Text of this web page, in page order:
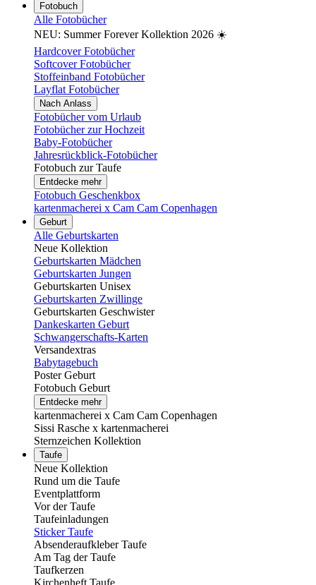
Fotobuch
Alle Fotobücher
NEU: Summer Forever Kollektion 2026 ☀️
Hardcover Fotobücher
Softcover Fotobücher
Stoffeinband Fotobücher
Layflat Fotobücher
Nach Anlass
Fotobücher vom Urlaub
Fotobücher zur Hochzeit
Baby-Fotobücher
Jahresrückblick-Fotobücher
Fotobuch zur Taufe
Entdecke mehr
Fotobuch Geschenkbox
kartenmacherei x Cam Cam Copenhagen
Geburt
Alle Geburtskarten
Neue Kollektion
Geburtskarten Mädchen
Geburtskarten Jungen
Geburtskarten Unisex
Geburtskarten Zwillinge
Geburtskarten Geschwister
Dankeskarten Geburt
Schwangerschafts-Karten
Versandextras
Babytagebuch
Poster Geburt
Fotobuch Geburt
Entdecke mehr
kartenmacherei x Cam Cam Copenhagen
Sissi Rasche x kartenmacherei
Sternzeichen Kollektion
Taufe
Neue Kollektion
Rund um die Taufe
Eventplattform
Vor der Taufe
Taufeinladungen
Sticker Taufe
Absenderaufkleber Taufe
Am Tag der Taufe
Taufkerzen
Kirchenheft Taufe